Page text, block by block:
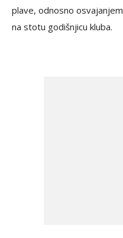
plave, odnosno
na stotu godišnjicu kluba.